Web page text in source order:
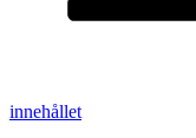
innehållet